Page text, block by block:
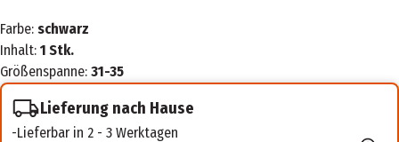
Farbe: schwarz
Inhalt: 1 Stk.
Größenspanne: 31-35
Lieferung nach Hause
Lieferbar in 2 - 3 Werktagen